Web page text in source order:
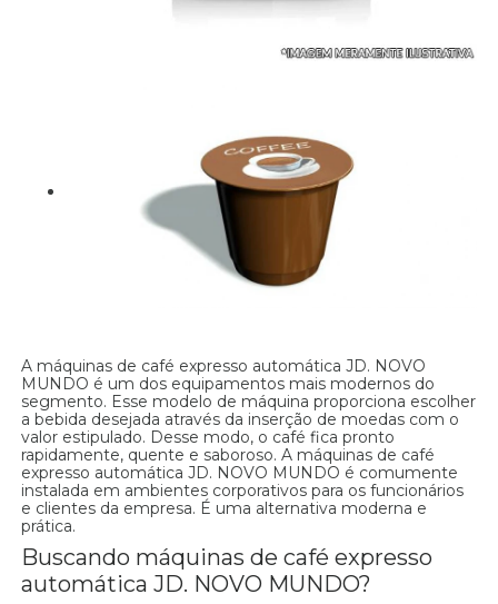
A máquinas de café expresso automática JD. NOVO
MUNDO é um dos equipamentos mais modernos do
segmento. Esse modelo de máquina proporciona escolher
a bebida desejada através da inserção de moedas com o
valor estipulado. Desse modo, o café fica pronto
rapidamente, quente e saboroso. A máquinas de café
expresso automática JD. NOVO MUNDO é comumente
instalada em ambientes corporativos para os funcionários
e clientes da empresa. É uma alternativa moderna e
prática.
Buscando máquinas de café expresso
automática JD. NOVO MUNDO?